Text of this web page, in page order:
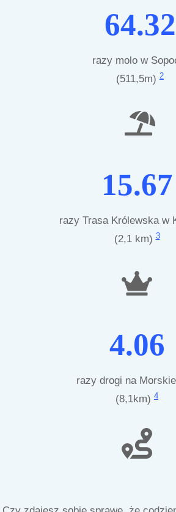
64.32
razy molo w
(511,5m) 2
15.67
razy Trasa Królewska w
(2,1 km)3
4.06
razy drogi na
(8,1km) 4